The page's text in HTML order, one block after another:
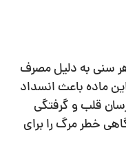
سنی به دلیل مصرف
ماده باعث انسداد
قلب و گرفتگی
خطر مرگ را برای